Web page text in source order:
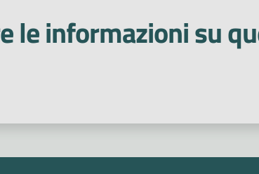
le informazioni su
5 stelle